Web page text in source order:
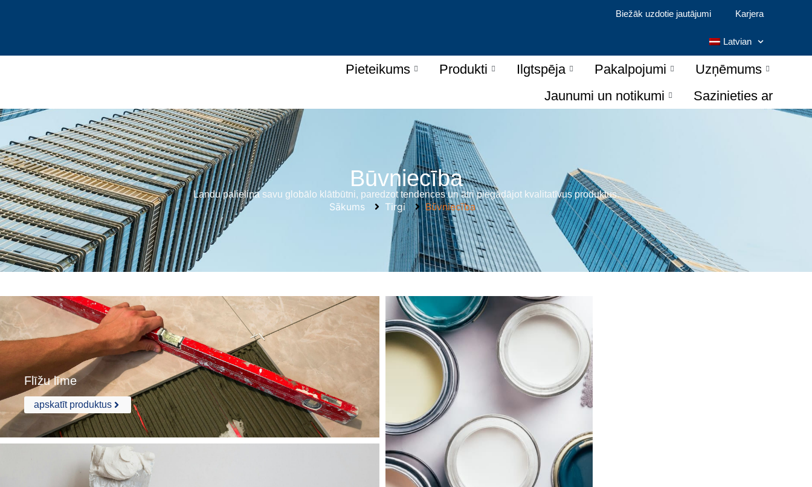
Biežāk uzdotie jautājumi Karjera
Latvian
Pieteikums Produkti Ilgtspēja Pakalpojumi
Uzņēmums
Jaunumi un notikumi
Sazinieties ar
Būvniecība
Landu palielina savu globālo klātbūtni, paredzot tendences un ātri piegādājot kvalitatīvus produktus.
Sākums Tirgi Būvniecība
Flīžu līme
apskatīt produktus